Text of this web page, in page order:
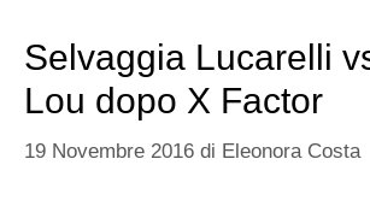
Selvaggia Lucarelli
Lou dopo X Factor
19 Novembre 2016 di Eleonora Costa